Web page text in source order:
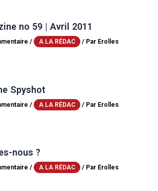
no 59 | Avril 2011
/ A LA RÉDAC / Par Erolles
Spyshot
/ A LA RÉDAC / Par Erolles
nous ?
/ A LA RÉDAC / Par Erolles